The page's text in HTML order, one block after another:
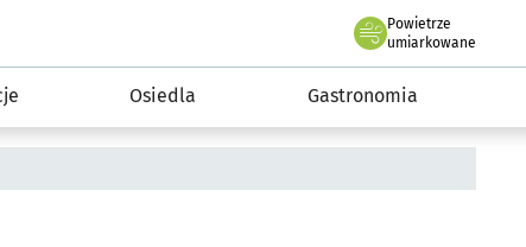
Powietrze
we Wrocławiu
umiarkowane
Osiedla Gastronomia